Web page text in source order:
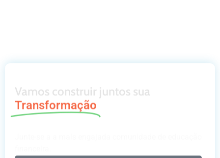
Vamos construir juntos sua
Transformação